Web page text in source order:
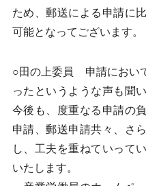
ため、郵送による申請に
可能となってございます。
○田の上委員 申請におい
ったというような声も聞
今後も、度重なる申請の
申請、郵送申請共々、さ
し、工夫を重ねていって
いたします。